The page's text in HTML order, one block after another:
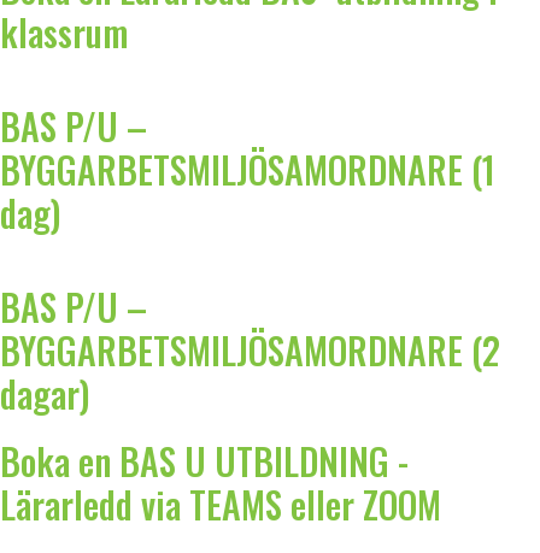
klassrum
BAS P/U –
BYGGARBETSMILJÖSAMORDNARE (1
dag)
BAS P/U –
BYGGARBETSMILJÖSAMORDNARE (2
dagar)
Boka en BAS U UTBILDNING -
Lärarledd via TEAMS eller ZOOM